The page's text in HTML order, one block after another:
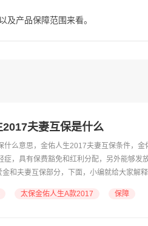
及产品保障范围来看。
夫妻互保是什么
么意思，金佑人生2017夫妻互保条件，金
，具有保费豁免和红利分配，另外能够发
和夫妻互保部分，下面，小编就给大家解
太保金佑人生A款2017 保障